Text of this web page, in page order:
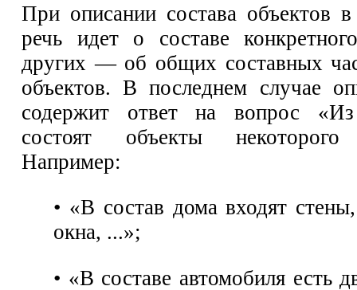
При описании состава объектов
речь идет о составе
других — об общих составных
объектов. В последнем случае
содержит ответ на вопрос
состоят объекты некоторого
Например:
• «В состав дома входят
окна, ...»;
• «В составе автомобиля есть